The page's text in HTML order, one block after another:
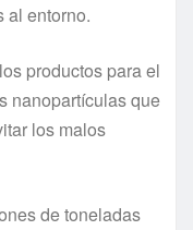
al entorno.
productos para el
nanopartí­culas que
los malos
de toneladas